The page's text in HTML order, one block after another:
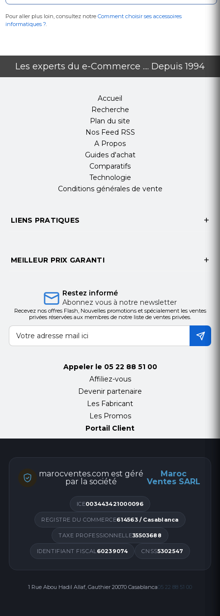
Pour aller plus loin, consultez notre Comment choisir ses accessoires
informatiques ?.
Les experts du e-Commerce .... Depuis 1994
Accueil
Recherche
Plan du site
Nos Feed RSS
A Propos
Guides d'achat
Comparatifs
Technologie
Conditions générales de vente
LIENS PRATIQUES
MEILLEUR PRIX GARANTI
Restez informé
Abonnez vous à notre newsletter
Recevez nos offres Flash, Nouvelles promotions et spécialement les ventes
privées réservées aux membres de notre liste de ventes privées.
Appeler le 05 22 88 51 00
Affiliez-vous
Devenir partenaire
Les Fabricant
Les Promos
Portail Client
marocventes.com est géré
par la société
Maroc
Ventes SARL
ICE003443421000096
REGISTRE DU COMMERCE614563 / Casablanca
TAXE PROFESSIONNELLE35503688
IDENTIFIANT FISCAL60239074 CNSS5302547
1 Rue Abou Hadil Allaf, Gauthier 20070 Casablanca05 22 88 51 00